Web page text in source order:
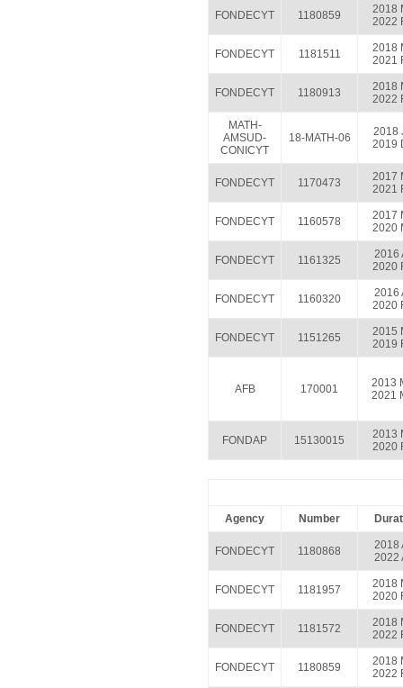
FONDECYT 1180859
2018
2022
FONDECYT 1181511
2018
2021
FONDECYT 1180913
2018
2022
MATH-
AMSUD-
CONICYT
18-MATH-06
2018
2019
FONDECYT 1170473
2017
2021
FONDECYT 1160578
2017
2020
FONDECYT 1161325
2016
2020
FONDECYT 1160320
2016
2020
FONDECYT 1151265
2015
2019
AFB 170001
2013
2021
FONDAP 15130015
2013
2020
Agency Number
FONDECYT 1180868
2018
2022
FONDECYT 1181957
2018
2020
FONDECYT 1181572
2018
2022
FONDECYT 1180859
2018
2022